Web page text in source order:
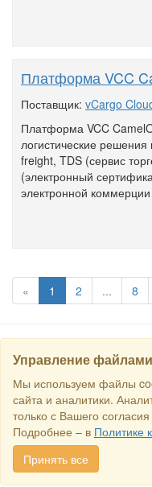
Платформа VCC
Поставщик: vCargo
Платформа VCC
логистические
freight, TDS (сервис
(электронный
электронной
« 1 2 ... 8
Управление
Мы используем файлы
сайта и аналитики.
только с Вашего
Подробнее – в Политике
Принять все
Все права защищены
sales@rstradehouse.com
Пироговская, 16,
конфиденциальности